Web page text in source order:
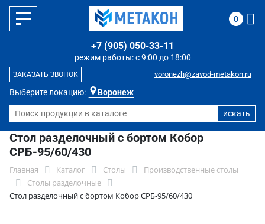
Выберите локацию: Воронеж
режим работы: с 9:00 до 18:00
+7 (905) 050-33-11
voronezh@zavod-metakon.ru
ЗАКАЗАТЬ ЗВОНОК
0
Стол разделочный с бортом Кобор
СРБ-95/60/430
Главная Каталог Столы
Производственные столы
Столы разделочные
Стол разделочный с бортом Кобор СРБ-95/60/430